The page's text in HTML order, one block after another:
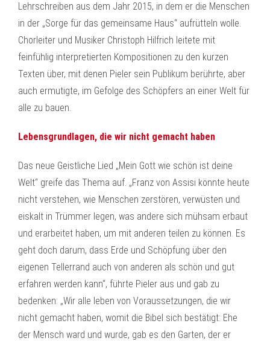
Lehrschreiben aus dem Jahr 2015, in dem er die Menschen
in der „Sorge für das gemeinsame Haus“ aufrütteln wolle.
Chorleiter und Musiker Christoph Hilfrich leitete mit
feinfühlig interpretierten Kompositionen zu den kurzen
Texten über, mit denen Pieler sein Publikum berührte, aber
auch ermutigte, im Gefolge des Schöpfers an einer Welt für
alle zu bauen.
Lebensgrundlagen, die wir nicht gemacht haben
Das neue Geistliche Lied „Mein Gott wie schön ist deine
Welt“ greife das Thema auf. „Franz von Assisi könnte heute
nicht verstehen, wie Menschen zerstören, verwüsten und
eiskalt in Trümmer legen, was andere sich mühsam erbaut
und erarbeitet haben, um mit anderen teilen zu können. Es
geht doch darum, dass Erde und Schöpfung über den
eigenen Tellerrand auch von anderen als schön und gut
erfahren werden kann“, führte Pieler aus und gab zu
bedenken: „Wir alle leben von Voraussetzungen, die wir
nicht gemacht haben, womit die Bibel sich bestätigt: Ehe
der Mensch ward und wurde, gab es den Garten, der er